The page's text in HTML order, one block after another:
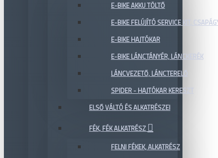
E-BIKE AKKU TÖLTŐ
E-BIKE FELÚJÍTÓ SERVICE KIT,
E-BIKE HAJTÓKAR
E-BIKE LÁNCTÁNYÉR, LÁNCKERÉK
LÁNCVEZETŐ, LÁNCTERELŐ
SPIDER - HAJTÓKAR KERESZT
ELSŐ VÁLTÓ ÉS ALKATRÉSZEI
FÉK, FÉK ALKATRÉSZ
FELNI FÉKEK, ALKATRÉSZ